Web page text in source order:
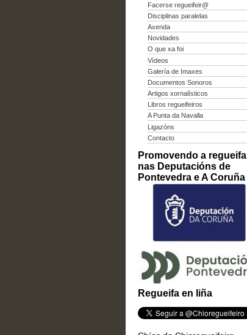
Facerse regueifeir@
Disciplinas paralelas
Axenda
Novidades
O que xa foi
Vídeos
Galería de Imaxes
Documentos Sonoros
Artigos xornalísticos
Libros regueifeiros
A Punta da Navalla
Ligazóns
Contacto
Promovendo a regueifa
nas Deputacións de
Pontevedra e A Coruña
Regueifa en liña